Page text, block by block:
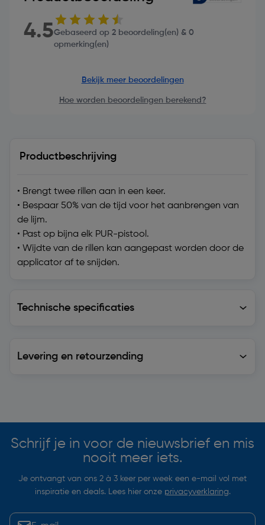
4.5Gebaseerd op 2 beoordeling(en) & 0
opmerking(en)
Bekijk meer beoordelingen
Hoe worden beoordelingen berekend?
Productbeschrijving
• Brengt twee rillen aan in een keer.
• Bespaar 50% van de tijd voor het aanbrengen van
de lijm.
• Past op bijna elk PUR-pistool.
• Wijdte van de rillen kan aangepast worden door de
applicator af te snijden.
Technische specificaties
Levering en retourzending
Schrijf je in voor de nieuwsbrief en mis
nooit meer iets.
Je ontvangt van ons 2 à 3 keer per week een e-mail vol met
inspiratie en deals. Lees hier onze privacyverklaring.